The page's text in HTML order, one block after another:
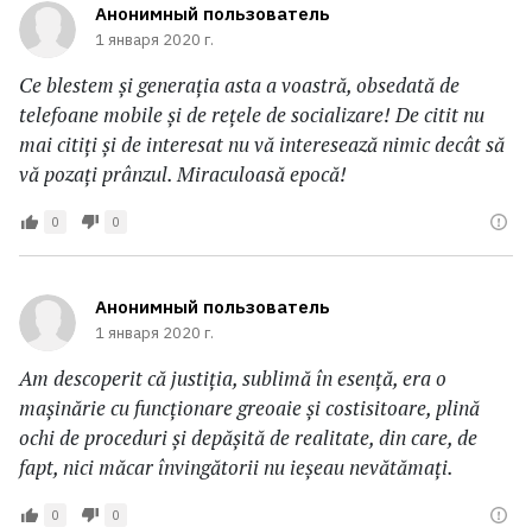
Анонимный пользователь
1 января 2020 г.
Ce blestem și generația asta a voastră, obsedată de
telefoane mobile și de rețele de socializare! De citit nu
mai citiți și de interesat nu vă interesează nimic decât să
vă pozați prânzul. Miraculoasă epocă!
0 0
Анонимный пользователь
1 января 2020 г.
Am descoperit că justiția, sublimă în esență, era o
mașinărie cu funcționare greoaie și costisitoare, plină
ochi de proceduri și depășită de realitate, din care, de
fapt, nici măcar învingătorii nu ieșeau nevătămați.
0 0